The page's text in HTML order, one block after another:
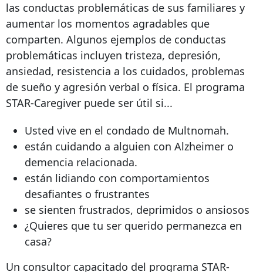
las conductas problemáticas de sus familiares y
aumentar los momentos agradables que
comparten. Algunos ejemplos de conductas
problemáticas incluyen tristeza, depresión,
ansiedad, resistencia a los cuidados, problemas
de sueño y agresión verbal o física. El programa
STAR-Caregiver puede ser útil si...
Usted vive en el condado de Multnomah.
están cuidando a alguien con Alzheimer o
demencia relacionada.
están lidiando con comportamientos
desafiantes o frustrantes
se sienten frustrados, deprimidos o ansiosos
¿Quieres que tu ser querido permanezca en
casa?
Un consultor capacitado del programa STAR-